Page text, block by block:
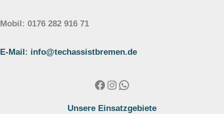
Mobil: 0176 282 916 71
E-Mail: info@techassistbremen.de
Facebook
Instagram
WhatsApp
Unsere Einsatzgebiete